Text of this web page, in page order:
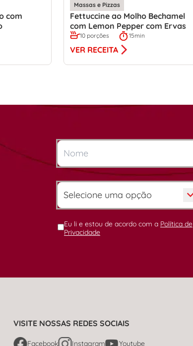
com
Massas e Pizzas
Fettuccine ao Molho Bechamel
com Lemon Pepper com Ervas
10 porções 15min
VER RECEITA
Eu li e estou de acordo com a Política de
Privacidade
VISITE NOSSAS REDES SOCIAIS
Facebook Instagram Youtube